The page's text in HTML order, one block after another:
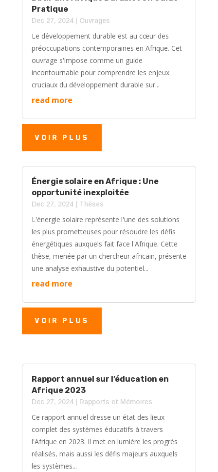
Pratique
Dec 27, 2024| Ouvrages
Le développement durable est au cœur des
préoccupations contemporaines en Afrique. Cet
ouvrage s'impose comme un guide
incontournable pour comprendre les enjeux
cruciaux du développement durable sur...
read more
VOIR PLUS
Énergie solaire en Afrique : Une
opportunité inexploitée
Dec 27, 2024| Thèses
L'énergie solaire représente l'une des solutions
les plus prometteuses pour résoudre les défis
énergétiques auxquels fait face l'Afrique. Cette
thèse, menée par un chercheur africain, présente
une analyse exhaustive du potentiel...
read more
VOIR PLUS
Rapport annuel sur l’éducation en
Afrique 2023
Dec 27, 2024| ⁠Rapports et Mémoires
Ce rapport annuel dresse un état des lieux
complet des systèmes éducatifs à travers
l'Afrique en 2023. Il met en lumière les progrès
réalisés, mais aussi les défis majeurs auxquels
les systèmes...